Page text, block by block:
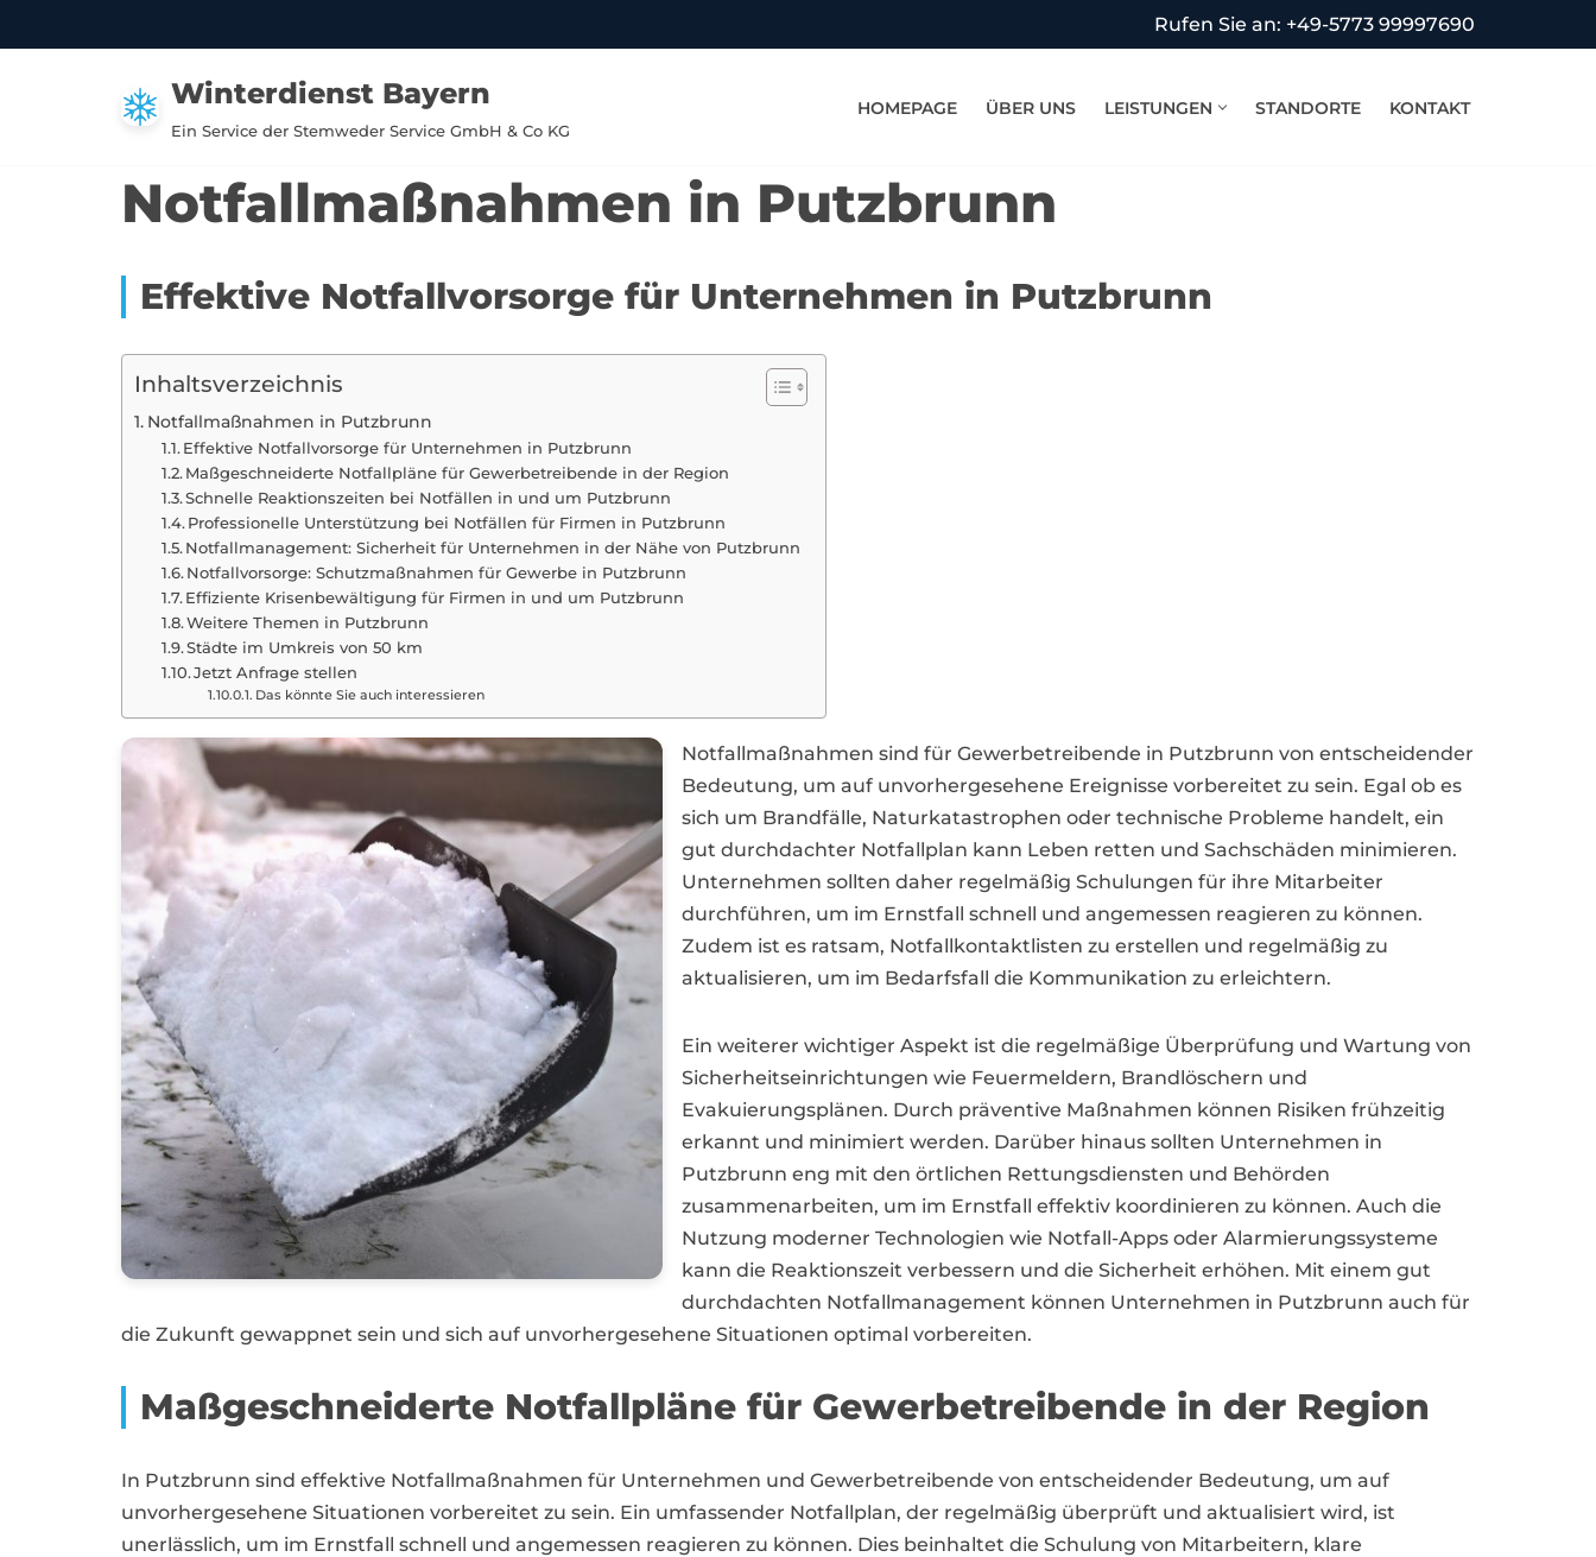
Rufen Sie an: +49-5773 99997690
Winterdienst Bayern
Ein Service der Stemweder Service GmbH & Co KG
HOMEPAGE ÜBER UNS LEISTUNGEN STANDORTE KONTAKT
Notfallmaßnahmen in Putzbrunn
Effektive Notfallvorsorge für Unternehmen in Putzbrunn
Inhaltsverzeichnis
Notfallmaßnahmen in Putzbrunn
Effektive Notfallvorsorge für Unternehmen in Putzbrunn
Maßgeschneiderte Notfallpläne für Gewerbetreibende in der Region
Schnelle Reaktionszeiten bei Notfällen in und um Putzbrunn
Professionelle Unterstützung bei Notfällen für Firmen in Putzbrunn
Notfallmanagement: Sicherheit für Unternehmen in der Nähe von Putzbrunn
Notfallvorsorge: Schutzmaßnahmen für Gewerbe in Putzbrunn
Effiziente Krisenbewältigung für Firmen in und um Putzbrunn
Weitere Themen in Putzbrunn
Städte im Umkreis von 50 km
Jetzt Anfrage stellen
Das könnte Sie auch interessieren
Notfallmaßnahmen sind für Gewerbetreibende in Putzbrunn von entscheidender
Bedeutung, um auf unvorhergesehene Ereignisse vorbereitet zu sein. Egal ob es
sich um Brandfälle, Naturkatastrophen oder technische Probleme handelt, ein
gut durchdachter Notfallplan kann Leben retten und Sachschäden minimieren.
Unternehmen sollten daher regelmäßig Schulungen für ihre Mitarbeiter
durchführen, um im Ernstfall schnell und angemessen reagieren zu können.
Zudem ist es ratsam, Notfallkontaktlisten zu erstellen und regelmäßig zu
aktualisieren, um im Bedarfsfall die Kommunikation zu erleichtern.
Ein weiterer wichtiger Aspekt ist die regelmäßige Überprüfung und Wartung von
Sicherheitseinrichtungen wie Feuermeldern, Brandlöschern und
Evakuierungsplänen. Durch präventive Maßnahmen können Risiken frühzeitig
erkannt und minimiert werden. Darüber hinaus sollten Unternehmen in
Putzbrunn eng mit den örtlichen Rettungsdiensten und Behörden
zusammenarbeiten, um im Ernstfall effektiv koordinieren zu können. Auch die
Nutzung moderner Technologien wie Notfall-Apps oder Alarmierungssysteme
kann die Reaktionszeit verbessern und die Sicherheit erhöhen. Mit einem gut
durchdachten Notfallmanagement können Unternehmen in Putzbrunn auch für
die Zukunft gewappnet sein und sich auf unvorhergesehene Situationen optimal vorbereiten.
Maßgeschneiderte Notfallpläne für Gewerbetreibende in der Region
In Putzbrunn sind effektive Notfallmaßnahmen für Unternehmen und Gewerbetreibende von entscheidender Bedeutung, um auf
unvorhergesehene Situationen vorbereitet zu sein. Ein umfassender Notfallplan, der regelmäßig überprüft und aktualisiert wird, ist
unerlässlich, um im Ernstfall schnell und angemessen reagieren zu können. Dies beinhaltet die Schulung von Mitarbeitern, klare